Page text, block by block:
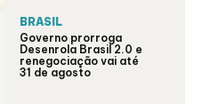
BRASIL
Governo prorroga
Desenrola Brasil 2.0 e
renegociação vai até
31 de agosto